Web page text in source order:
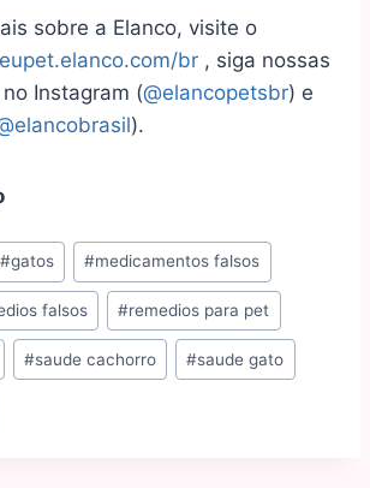
sobre a Elanco, visite o
br , siga nossas
Instagram (@elancopetsbr) e
).
#gatos #medicamentos falsos
falsos #remedios para pet
#saude cachorro #saude gato